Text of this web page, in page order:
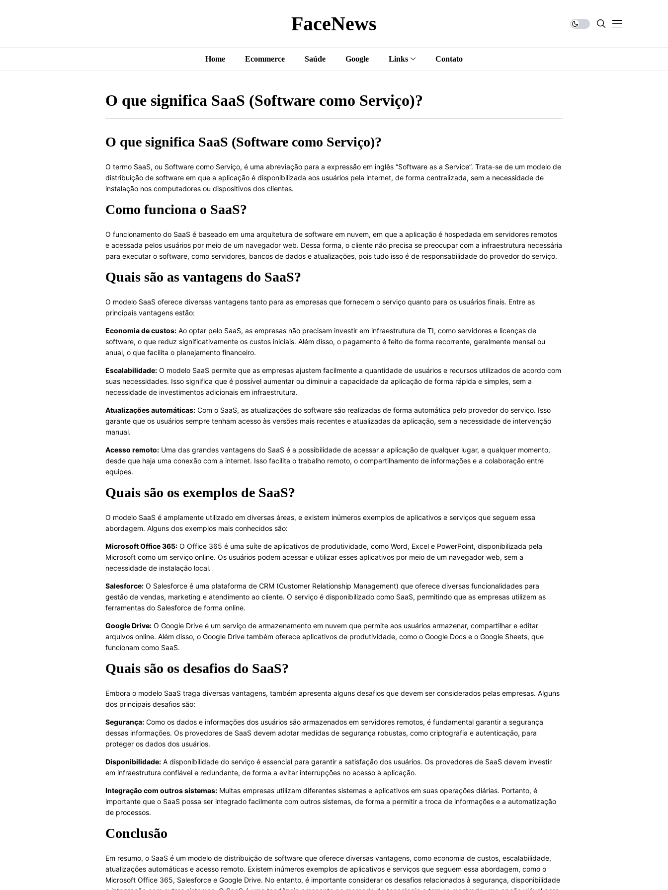
FaceNews
Home Ecommerce Saúde Google Links Contato
O que significa SaaS (Software como Serviço)?
O que significa SaaS (Software como Serviço)?
O termo SaaS, ou Software como Serviço, é uma abreviação para a expressão em inglês “Software as a Service”. Trata-se de um modelo de
distribuição de software em que a aplicação é disponibilizada aos usuários pela internet, de forma centralizada, sem a necessidade de
instalação nos computadores ou dispositivos dos clientes.
Como funciona o SaaS?
O funcionamento do SaaS é baseado em uma arquitetura de software em nuvem, em que a aplicação é hospedada em servidores remotos
e acessada pelos usuários por meio de um navegador web. Dessa forma, o cliente não precisa se preocupar com a infraestrutura necessária
para executar o software, como servidores, bancos de dados e atualizações, pois tudo isso é de responsabilidade do provedor do serviço.
Quais são as vantagens do SaaS?
O modelo SaaS oferece diversas vantagens tanto para as empresas que fornecem o serviço quanto para os usuários finais. Entre as
principais vantagens estão:
Economia de custos: Ao optar pelo SaaS, as empresas não precisam investir em infraestrutura de TI, como servidores e licenças de
software, o que reduz significativamente os custos iniciais. Além disso, o pagamento é feito de forma recorrente, geralmente mensal ou
anual, o que facilita o planejamento financeiro.
Escalabilidade: O modelo SaaS permite que as empresas ajustem facilmente a quantidade de usuários e recursos utilizados de acordo com
suas necessidades. Isso significa que é possível aumentar ou diminuir a capacidade da aplicação de forma rápida e simples, sem a
necessidade de investimentos adicionais em infraestrutura.
Atualizações automáticas: Com o SaaS, as atualizações do software são realizadas de forma automática pelo provedor do serviço. Isso
garante que os usuários sempre tenham acesso às versões mais recentes e atualizadas da aplicação, sem a necessidade de intervenção
manual.
Acesso remoto: Uma das grandes vantagens do SaaS é a possibilidade de acessar a aplicação de qualquer lugar, a qualquer momento,
desde que haja uma conexão com a internet. Isso facilita o trabalho remoto, o compartilhamento de informações e a colaboração entre
equipes.
Quais são os exemplos de SaaS?
O modelo SaaS é amplamente utilizado em diversas áreas, e existem inúmeros exemplos de aplicativos e serviços que seguem essa
abordagem. Alguns dos exemplos mais conhecidos são:
Microsoft Office 365: O Office 365 é uma suíte de aplicativos de produtividade, como Word, Excel e PowerPoint, disponibilizada pela
Microsoft como um serviço online. Os usuários podem acessar e utilizar esses aplicativos por meio de um navegador web, sem a
necessidade de instalação local.
Salesforce: O Salesforce é uma plataforma de CRM (Customer Relationship Management) que oferece diversas funcionalidades para
gestão de vendas, marketing e atendimento ao cliente. O serviço é disponibilizado como SaaS, permitindo que as empresas utilizem as
ferramentas do Salesforce de forma online.
Google Drive: O Google Drive é um serviço de armazenamento em nuvem que permite aos usuários armazenar, compartilhar e editar
arquivos online. Além disso, o Google Drive também oferece aplicativos de produtividade, como o Google Docs e o Google Sheets, que
funcionam como SaaS.
Quais são os desafios do SaaS?
Embora o modelo SaaS traga diversas vantagens, também apresenta alguns desafios que devem ser considerados pelas empresas. Alguns
dos principais desafios são:
Segurança: Como os dados e informações dos usuários são armazenados em servidores remotos, é fundamental garantir a segurança
dessas informações. Os provedores de SaaS devem adotar medidas de segurança robustas, como criptografia e autenticação, para
proteger os dados dos usuários.
Disponibilidade: A disponibilidade do serviço é essencial para garantir a satisfação dos usuários. Os provedores de SaaS devem investir
em infraestrutura confiável e redundante, de forma a evitar interrupções no acesso à aplicação.
Integração com outros sistemas: Muitas empresas utilizam diferentes sistemas e aplicativos em suas operações diárias. Portanto, é
importante que o SaaS possa ser integrado facilmente com outros sistemas, de forma a permitir a troca de informações e a automatização
de processos.
Conclusão
Em resumo, o SaaS é um modelo de distribuição de software que oferece diversas vantagens, como economia de custos, escalabilidade,
atualizações automáticas e acesso remoto. Existem inúmeros exemplos de aplicativos e serviços que seguem essa abordagem, como o
Microsoft Office 365, Salesforce e Google Drive. No entanto, é importante considerar os desafios relacionados à segurança, disponibilidade